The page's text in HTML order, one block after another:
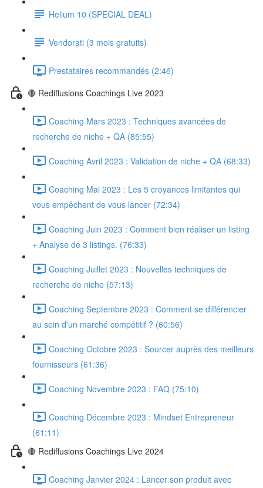
Helium 10 (SPECIAL DEAL)
Vendorati (3 mois gratuits)
Prestataires recommandés (2:46)
🔴 Rediffusions Coachings Live 2023
Coaching Mars 2023 : Techniques avancées de
recherche de niche + QA (85:55)
Coaching Avril 2023 : Validation de niche + QA (68:33)
Coaching Mai 2023 : Les 5 croyances limitantes qui
vous empêchent de vous lancer (72:34)
Coaching Juin 2023 : Comment bien réaliser un listing
+ Analyse de 3 listings. (76:33)
Coaching Juillet 2023 : Nouvelles techniques de
recherche de niche (57:13)
Coaching Septembre 2023 : Comment se différencier
au sein d'un marché compétitif ? (60:56)
Coaching Octobre 2023 : Sourcer auprès des meilleurs
fournisseurs (61:36)
Coaching Novembre 2023 : FAQ (75:10)
Coaching Décembre 2023 : Mindset Entrepreneur
(61:11)
🔴 Rediffusions Coachings Live 2024
Coaching Janvier 2024 : Lancer son produit avec